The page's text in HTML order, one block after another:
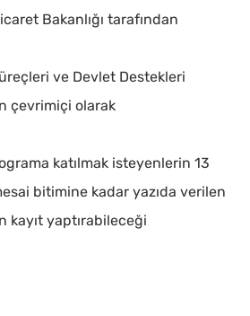
Bakanlığı tarafından
ve Devlet Destekleri
çevrimiçi olarak
katılmak isteyenlerin 13
bitimine kadar yazıda verilen
kayıt yaptırabileceği